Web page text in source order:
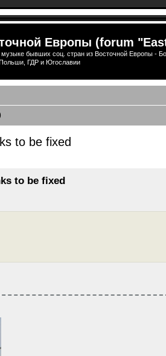
Европы (forum
бывших соц. стран из Восточной Европы -
ГДР и Югославии
to be fixed
to be fixed